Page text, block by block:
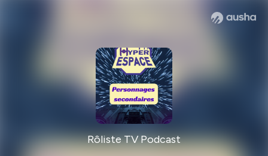
Rôliste TV Podcast